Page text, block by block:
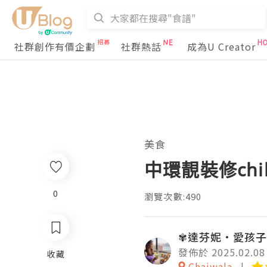
社群創作有價企劃 社群熱話 成為U Creator
0
收藏
美食
中環靚裝修
瀏覽次數:490
✾達芬妮•愛孩
發佈於 2025.02.08